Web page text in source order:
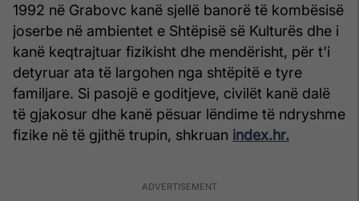
1992 në Grabovc kanë sjellë banorë të kombësisë
joserbe në ambientet e Shtëpisë së Kulturës dhe i
kanë keqtrajtuar fizikisht dhe mendërisht, për t'i
detyruar ata të largohen nga shtëpitë e tyre
familjare. Si pasojë e goditjeve, civilët kanë dalë
të gjakosur dhe kanë pësuar lëndime të ndryshme
fizike në të gjithë trupin, shkruan index.hr.